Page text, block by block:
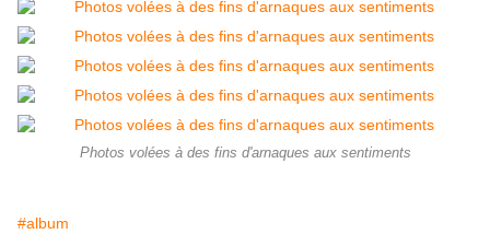
Photos volées à des fins d'arnaques aux sentiments
#album